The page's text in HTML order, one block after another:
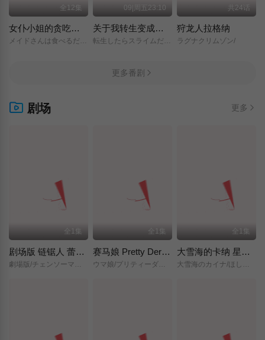
全12集
女仆小姐的贪吃日常
09|周五23:10
关于我转生变成史莱姆这档事 第四季
転生したらスライムだった件/第4期/
共24话
狩龙人拉格纳
ラグナクリムゾン/
更多番剧
剧场 更多
全1集
剧场版 链锯人 蕾塞篇(正式版)
全1集
赛马娘 Pretty Derby 新时代之门
全1集
大雪海的卡纳 星之贤者